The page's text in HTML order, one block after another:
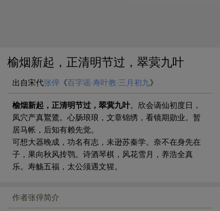
榆烟新起，正清明节过，翠蓂九叶
出自宋代张倅 《百字谣·寿叶教·三月初九》
榆烟新起，正清明节过，翠蓂九叶。欣会谪仙初度日，
凤穴产真鸑鷟。心肠琅琅，文章锦绣，看镜期勋业。暂
居马帐，后知有赖先觉。
可想大器晚成，功名有志，未逊苏秦学。奈不在身先在
子，果向秋风抟鹗。诗酒琴棋，风花雪月，养浩全真
乐。寿觞五福，太公须遇文猩。
作者张倅简介